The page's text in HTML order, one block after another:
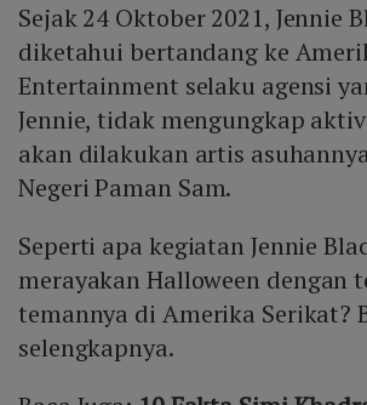
Sejak 24 Oktober 2021, Jennie
diketahui bertandang ke
Entertainment selaku agensi
Jennie, tidak mengungkap
akan dilakukan artis
Negeri Paman Sam.
Seperti apa kegiatan Jennie
merayakan Halloween dengan
temannya di Amerika Serikat?
selengkapnya.